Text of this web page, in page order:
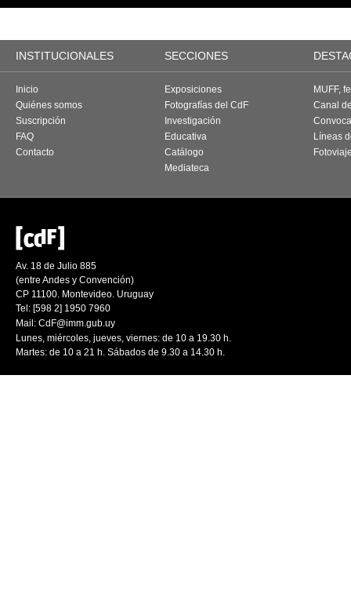
INSTITUCIONALES SECCIONES
Inicio
Quiénes somos
Suscripción
FAQ
Contacto
Exposiciones
Fotografías del CdF
Investigación
Educativa
Catálogo
Mediateca
MUFF,
Canal
Líneas
Av. 18 de Julio 885
(entre Andes y Convención)
CP 11100. Montevideo. Uruguay
Tel: [598 2] 1950 7960
Mail: CdF@imm.gub.uy
Lunes, miércoles, jueves, viernes: de 10 a 19.30 h.
Martes: de 10 a 21 h. Sábados de 9.30 a 14.30 h.